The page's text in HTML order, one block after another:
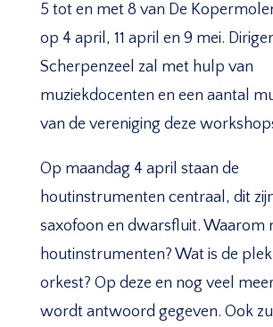
5 tot en met 8 van De
op 4 april, 11 april en 9 mei.
Scherpenzeel zal met hulp van
muziekdocenten en een aantal
van de vereniging deze
Op maandag 4 april staan de
houtinstrumenten centraal, dit
saxofoon en dwarsfluit. Waarom
houtinstrumenten? Wat is de
orkest? Op deze en nog veel
wordt antwoord gegeven. Ook